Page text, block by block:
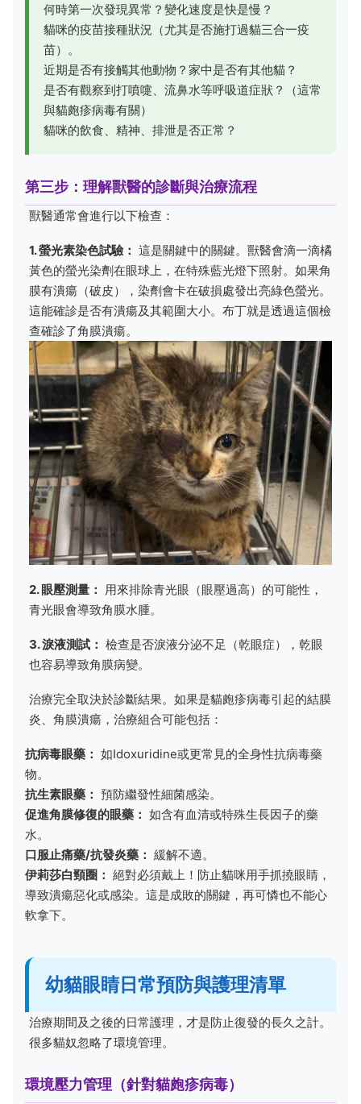
何時第一次發現異常？變化速度是快是慢？
貓咪的疫苗接種狀況（尤其是否施打過貓三合一疫
苗）。
近期是否有接觸其他動物？家中是否有其他貓？
是否有觀察到打噴嚏、流鼻水等呼吸道症狀？（這常
與貓皰疹病毒有關）
貓咪的飲食、精神、排泄是否正常？
第三步：理解獸醫的診斷與治療流程
獸醫通常會進行以下檢查：
1. 螢光素染色試驗： 這是關鍵中的關鍵。獸醫會滴一滴橘
黃色的螢光染劑在眼球上，在特殊藍光燈下照射。如果角
膜有潰瘍（破皮），染劑會卡在破損處發出亮綠色螢光。
這能確診是否有潰瘍及其範圍大小。布丁就是透過這個檢
查確診了角膜潰瘍。
2. 眼壓測量： 用來排除青光眼（眼壓過高）的可能性，
青光眼會導致角膜水腫。
3. 淚液測試： 檢查是否淚液分泌不足（乾眼症），乾眼
也容易導致角膜病變。
治療完全取決於診斷結果。如果是貓皰疹病毒引起的結膜
炎、角膜潰瘍，治療組合可能包括：
抗病毒眼藥： 如Idoxuridine或更常見的全身性抗病毒藥
物。
抗生素眼藥： 預防繼發性細菌感染。
促進角膜修復的眼藥： 如含有血清或特殊生長因子的藥
水。
口服止痛藥/抗發炎藥： 緩解不適。
伊莉莎白頸圈： 絕對必須戴上！防止貓咪用手抓撓眼睛，
導致潰瘍惡化或感染。這是成敗的關鍵，再可憐也不能心
軟拿下。
幼貓眼睛日常預防與護理清單
治療期間及之後的日常護理，才是防止復發的長久之計。
很多貓奴忽略了環境管理。
環境壓力管理（針對貓皰疹病毒）